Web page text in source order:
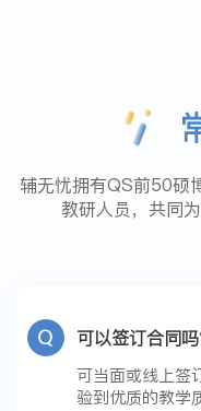
辅无忧拥有QS前50硕
教研人员，共同
可以签订合同吗
可当面或线上签
验到优质的教学